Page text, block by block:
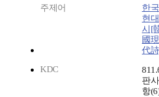
주제어
한국
현대
시[
國現
代
KDC
판사
항